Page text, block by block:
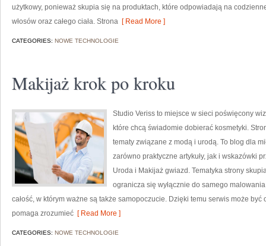
użytkowy, ponieważ skupia się na produktach, które odpowiadają na
włosów oraz całego ciała. Strona [ Read More ]
CATEGORIES: NOWE TECHNOLOGIE
Makijaż krok po kroku
Studio Veriss to miejsce w sieci poświęcony
które chcą świadomie dobierać kosmetyki.
tematy związane z modą i urodą. To blog dla
zarówno praktyczne artykuły, jak i wskazówki
Uroda i Makijaż gwiazd. Tematyka strony
ogranicza się wyłącznie do samego
całość, w którym ważne są także samopoczucie. Dzięki temu serwis może
pomaga zrozumieć [ Read More ]
CATEGORIES: NOWE TECHNOLOGIE